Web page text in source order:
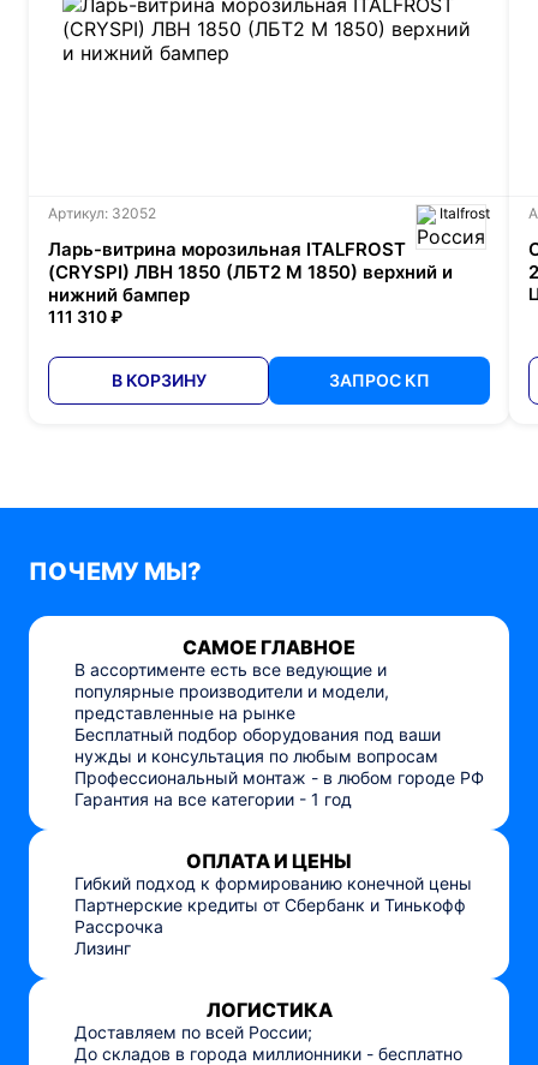
Артикул: 32052 Italfrost
Ларь-витрина морозильная ITALFROST
(CRYSPI) ЛВН 1850 (ЛБТ2 М 1850) верхний и
нижний бампер
111 310 ₽
В КОРЗИНУ ЗАПРОС КП
ПОЧЕМУ МЫ?
САМОЕ ГЛАВНОЕ
В ассортименте есть все ведующие и
популярные производители и модели,
представленные на рынке
Бесплатный подбор оборудования под ваши
нужды и консультация по любым вопросам
Профессиональный монтаж - в любом городе РФ
Гарантия на все категории - 1 год
ОПЛАТА И ЦЕНЫ
Гибкий подход к формированию конечной цены
Партнерские кредиты от Сбербанк и Тинькофф
Рассрочка
Лизинг
ЛОГИСТИКА
Доставляем по всей России;
До складов в города миллионники - бесплатно